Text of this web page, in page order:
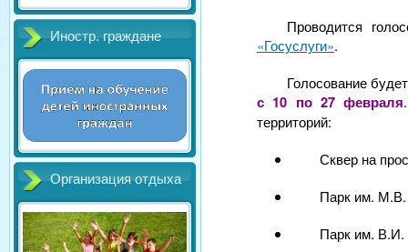
Иностр. граждане
Организация отдыха
Проводится
«Госуслуги».
Голосование
с 10 по 27 февраля
территорий:
Сквер на
Парк им.
Парк им. В.И.